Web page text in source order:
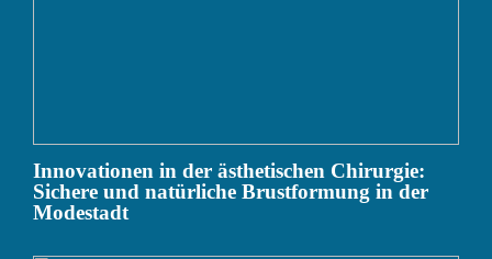
Innovationen in der ästhetischen Chirurgie:
Sichere und natürliche Brustformung in der
Modestadt